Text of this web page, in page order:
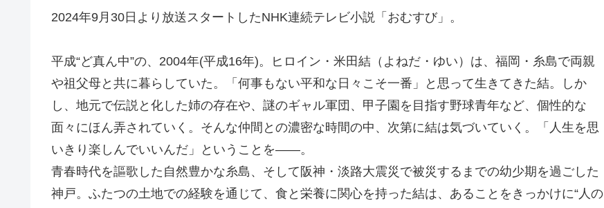
2024年9月30日より放送スタートしたNHK連続テレビ小説「おむすび」。
平成“ど真ん中”の、2004年(平成16年)。ヒロイン・米田結（よねだ・ゆい）は、福岡・糸島で両親
や祖父母と共に暮らしていた。「何事もない平和な日々こそ一番」と思って生きてきた結。しか
し、地元で伝説と化した姉の存在や、謎のギャル軍団、甲子園を目指す野球青年など、個性的な
面々にほん弄されていく。そんな仲間との濃密な時間の中、次第に結は気づいていく。「人生を思
いきり楽しんでいいんだ」ということを――。
青春時代を謳歌した自然豊かな糸島、そして阪神・淡路大震災で被災するまでの幼少期を過ごした
神戸。ふたつの土地での経験を通じて、食と栄養に関心を持った結は、あることをきっかけに“人の